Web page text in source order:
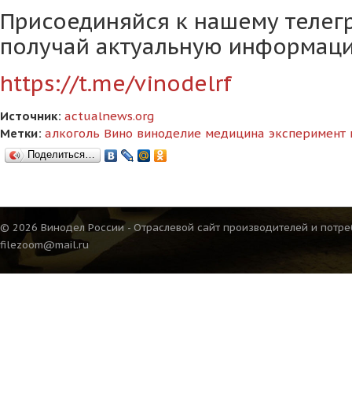
Присоединяйся к нашему
получай актуальную
https://t.me/vinodelrf
Источник: actualnews.org
Метки: алкоголь Вино виноделие медицина эксперимент
Поделиться…
© 2026 Винодел России - Отраслевой сайт производителей и
filezoom@mail.ru